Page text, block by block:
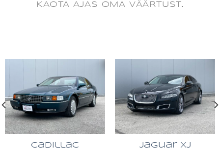
KAOTA AJAS OMA VÄÄRTUST.
Cadillac
Jaguar XJ